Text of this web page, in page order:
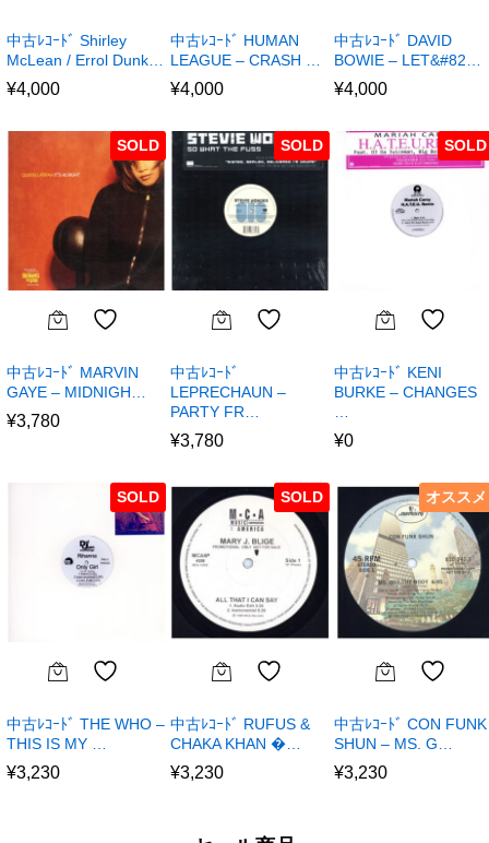
中古ﾚｺｰﾄﾞ Shirley
McLean / Errol Dunk…
¥4,000
中古ﾚｺｰﾄﾞ HUMAN
LEAGUE – CRASH …
¥4,000
中古ﾚｺｰﾄﾞ DAVID
BOWIE – LET&#82…
¥4,000
SOLD
中古ﾚｺｰﾄﾞ MARVIN
GAYE – MIDNIGH…
¥3,780
SOLD
中古ﾚｺｰﾄﾞ
LEPRECHAUN –
PARTY FR…
¥3,780
SOLD
中古ﾚｺｰﾄﾞ KENI
BURKE – CHANGES
¥0
SOLD
中古ﾚｺｰﾄﾞ THE WHO –
THIS IS MY …
¥3,230
SOLD
中古ﾚｺｰﾄﾞ RUFUS &
CHAKA KHAN �…
¥3,230
オススメ
中古ﾚｺｰﾄﾞ CON FUNK
SHUN – MS. G…
¥3,230